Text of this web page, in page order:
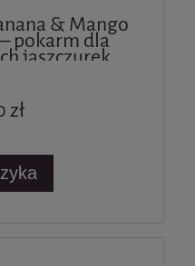
& Mango
pokarm dla
jaszczurek
zł